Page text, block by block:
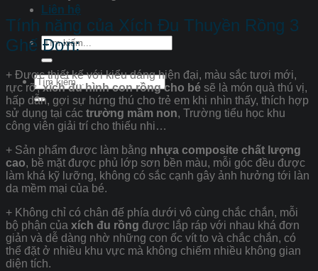
Liên hệ
Tìm
kiếm:
Tìm
kiếm:
Tính năng của Xích Đu Thuyền Rồng 3
Ghế Đơn:
+ Được thiết kế với kiểu dáng hiện đại, màu sắc tươi mới,
rực rỡ,xích đu hình con rồng cho bé sẽ là món quà thú vị,
hấp dẫn, gợi sự hứng thú cho trẻ em khi nhìn thấy, thích hợp
sử dụng tại các trường mầm non, Trường tiểu học khu
công viên giải trí cho thiếu nhi…
+ Sản phẩm được làm bằng nhựa composite chất lượng
cao, bề mặt được phủ lớp sơn bền màu, mỗi góc đều được
làm khá kỹ lưỡng, không có sắc cạnh gây ảnh hưởng tới làn
da mềm mại của bé.
+ Không chỉ có chân đế phía dưới vô cùng chắc chắn, mỗi
bộ phận của xích đu rồng được lắp ráp với nhau khá đơn
giản và dễ dàng nhờ những con ốc vít to và chắc chắn, có
thể đặt ở nhiều khu vực mà không chiếm nhiều không gian
diện tích.